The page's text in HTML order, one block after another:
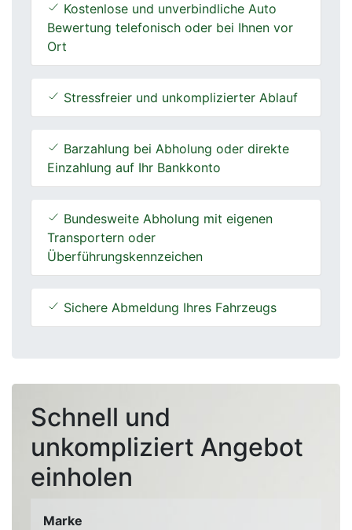
Kostenlose und unverbindliche Auto
Bewertung telefonisch oder bei Ihnen vor
Ort
Stressfreier und unkomplizierter Ablauf
Barzahlung bei Abholung oder direkte
Einzahlung auf Ihr Bankkonto
Bundesweite Abholung mit eigenen
Transportern oder
Überführungskennzeichen
Sichere Abmeldung Ihres Fahrzeugs
Schnell und
unkompliziert Angebot
einholen
Marke